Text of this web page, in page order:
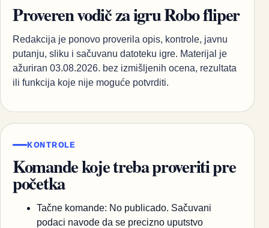
Proveren vodič za igru Robo fliper
Redakcija je ponovo proverila opis, kontrole, javnu
putanju, sliku i sačuvanu datoteku igre. Materijal je
ažuriran 03.08.2026. bez izmišljenih ocena, rezultata
ili funkcija koje nije moguće potvrditi.
KONTROLE
Komande koje treba proveriti pre
početka
Tačne komande: No publicado. Sačuvani
podaci navode da se precizno uputstvo